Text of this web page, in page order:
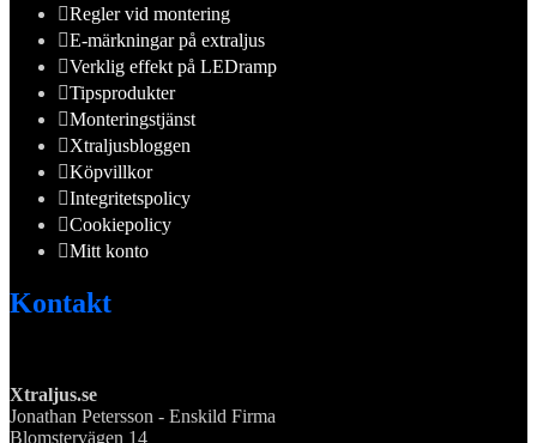
Regler vid montering
E-märkningar på extraljus
Verklig effekt på LEDramp
Tipsprodukter
Monteringstjänst
Xtraljusbloggen
Köpvillkor
Integritetspolicy
Cookiepolicy
Mitt konto
Kontakt
Xtraljus.se
Jonathan Petersson - Enskild Firma
Blomstervägen 14